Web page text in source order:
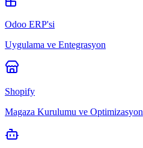
Odoo ERP'si
Uygulama ve Entegrasyon
Shopify
Magaza Kurulumu ve Optimizasyon